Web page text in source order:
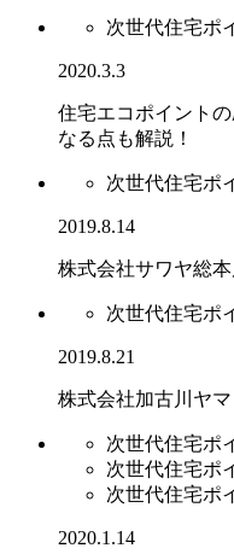
次世代住宅ポ
2020.3.3
住宅エコポイント
なる点も解説！
次世代住宅ポ
2019.8.14
株式会社サワヤ総
次世代住宅ポ
2019.8.21
株式会社加古川ヤ
次世代住宅ポ
次世代住宅ポ
次世代住宅ポ
2020.1.14